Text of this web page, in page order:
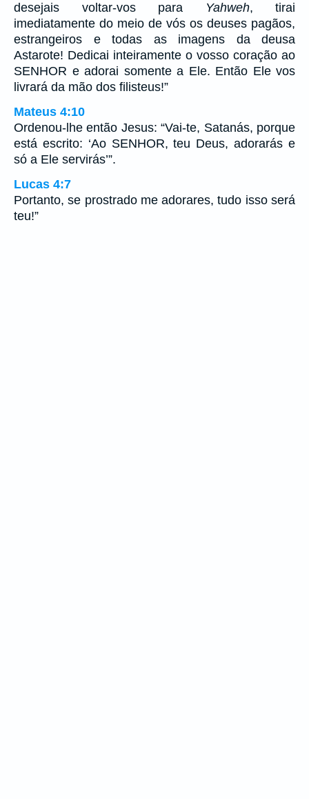
desejais voltar-vos para
Yahweh, tirai
imediatamente do meio de vós os deuses pagãos,
estrangeiros e todas as imagens da deusa
Astarote! Dedicai inteiramente o vosso coração ao
SENHOR e adorai somente a Ele. Então Ele vos
livrará da mão dos filisteus!”
Mateus 4:10
Ordenou-lhe então Jesus: “Vai-te, Satanás, porque
está escrito: ‘Ao SENHOR, teu Deus, adorarás e
só a Ele servirás’”.
Lucas 4:7
Portanto, se prostrado me adorares, tudo isso será
teu!”